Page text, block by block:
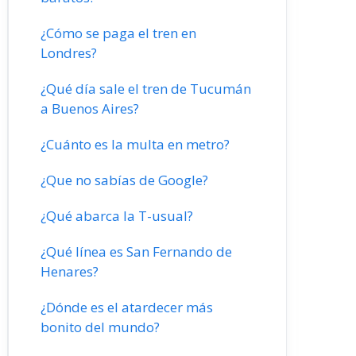
¿Cómo se paga el tren en
Londres?
¿Qué día sale el tren de Tucumán
a Buenos Aires?
¿Cuánto es la multa en metro?
¿Que no sabías de Google?
¿Qué abarca la T-usual?
¿Qué línea es San Fernando de
Henares?
¿Dónde es el atardecer más
bonito del mundo?